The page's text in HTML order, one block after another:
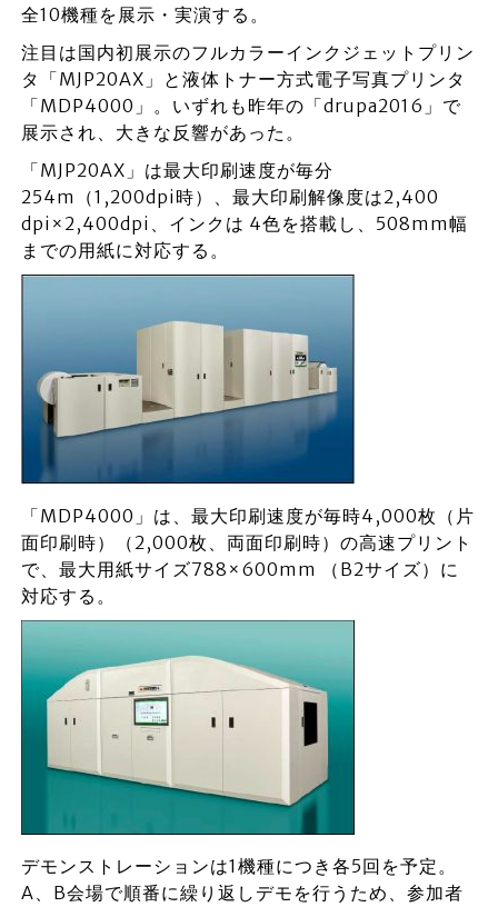
全10機種を展示・実演する。
注目は国内初展示のフルカラーインクジェットプリン
タ「MJP20AX」と液体トナー方式電子写真プリンタ
「MDP4000」。いずれも昨年の「drupa2016」で
展示され、大きな反響があった。
「MJP20AX」は最大印刷速度が毎分
254m（1,200dpi時）、最大印刷解像度は2,400
dpi×2,400dpi、インクは 4色を搭載し、508mm幅
までの用紙に対応する。
「MDP4000」は、最大印刷速度が毎時4,000枚（片
面印刷時）（2,000枚、両面印刷時）の高速プリント
で、最大用紙サイズ788×600mm （B2サイズ）に
対応する。
デモンストレーションは1機種につき各5回を予定。
A、B会場で順番に繰り返しデモを行うため、参加者